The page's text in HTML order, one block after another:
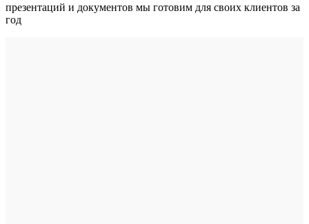
презентаций и документов мы готовим для своих клиентов за
год